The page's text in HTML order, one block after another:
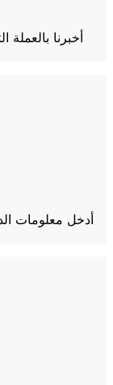
أخبرنا بالعملة
أدخل معلومات